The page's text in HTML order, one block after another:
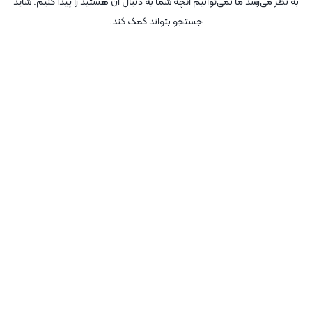
جستجو بتواند کمک کند.